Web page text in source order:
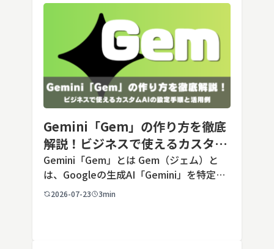
Gemini「Gem」の作り方を徹底
解説！ビジネスで使えるカスタム
AIの設定手順と活用例
Gemini「Gem」とは Gem（ジェム）と
は、Googleの生成AI「Gemini」を特定の
用途に合わせてカスタマイズできる機能で
2026-07-23 3min